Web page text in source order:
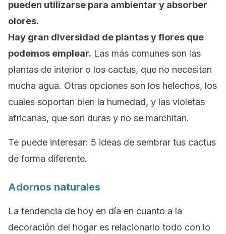
pueden utilizarse para ambientar y absorber
olores.
Hay gran diversidad de plantas y flores que
podemos emplear. Las más comunes son las
plantas de interior o los cactus, que no necesitan
mucha agua. Otras opciones son los helechos, los
cuales soportan bien la humedad, y las violetas
africanas, que son duras y no se marchitan.
Te puede interesar: 5 ideas de sembrar tus cactus
de forma diferente.
Adornos naturales
La tendencia de hoy en día en cuanto a la
decoración del hogar es relacionarlo todo con lo